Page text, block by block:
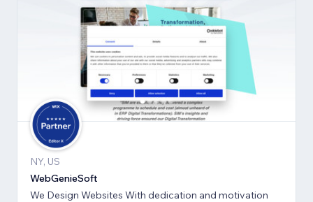
NY, US
WebGenieSoft
We Design Websites With dedication and motivation